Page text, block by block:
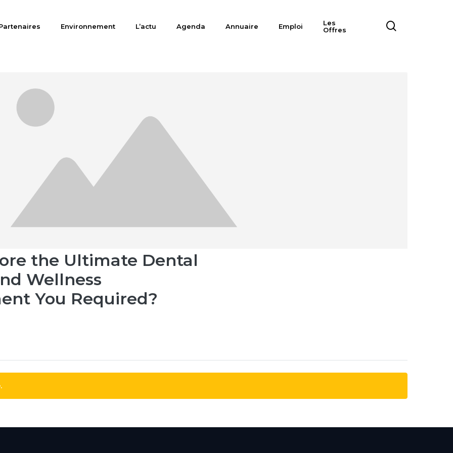
Environnement L’actu Agenda Annuaire Emploi
Les
Offres
the Ultimate Dental
Wellness
You Required?